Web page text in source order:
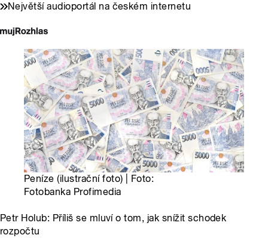
Největší audioportál na českém internetu
Peníze (ilustrační foto) | Foto:
Fotobanka Profimedia
Petr Holub: Příliš se mluví o tom, jak snížit schodek
rozpočtu